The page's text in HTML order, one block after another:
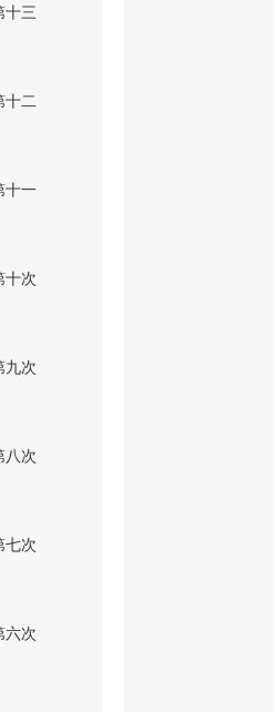
十三
十二
十一
十次
九次
八次
七次
六次